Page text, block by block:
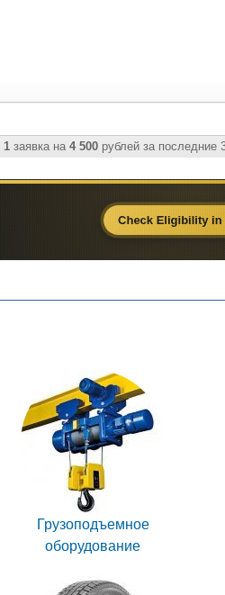
1заявка на 4 500рублей за последние
Грузоподъемное
оборудование